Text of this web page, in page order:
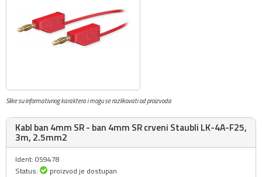
Slike su informativnog karaktera i mogu se razlikovati od proizvoda
Kabl ban 4mm SR - ban 4mm SR crveni Staubli LK-4A-F25,
3m, 2.5mm2
Ident: 059478
Status:
proizvod je dostupan